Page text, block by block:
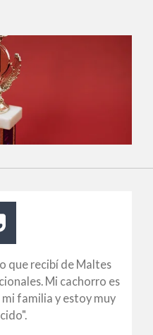
que recibí de Maltes
Mi cachorro es
familia y estoy muy